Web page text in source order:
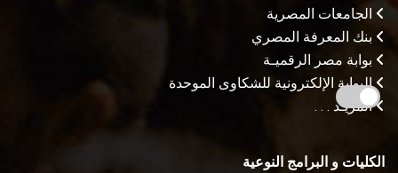
الجامعات المصرية
بنك المعرفة المصري
بوابة مصر الرقميـة
البوابة الإلكترونية للشكاوى الموحدة
المزيـد . . .
الكليات و البرامج النوعية